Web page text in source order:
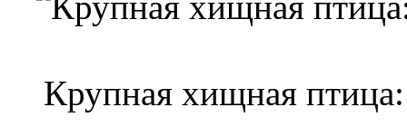
Крупная хищная